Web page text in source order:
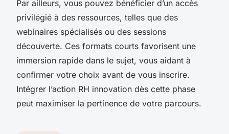
Par ailleurs, vous pouvez bénéficier d’un accès
privilégié à des ressources, telles que des
webinaires spécialisés ou des sessions
découverte. Ces formats courts favorisent une
immersion rapide dans le sujet, vous aidant à
confirmer votre choix avant de vous inscrire.
Intégrer l’action RH innovation dès cette phase
peut maximiser la pertinence de votre parcours.